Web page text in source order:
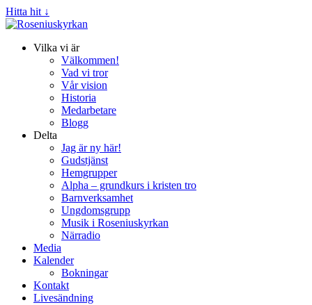
Hitta hit ↓
Vilka vi är
Välkommen!
Vad vi tror
Vår vision
Historia
Medarbetare
Blogg
Delta
Jag är ny här!
Gudstjänst
Hemgrupper
Alpha – grundkurs i kristen tro
Barnverksamhet
Ungdomsgrupp
Musik i Roseniuskyrkan
Närradio
Media
Kalender
Bokningar
Kontakt
Livesändning